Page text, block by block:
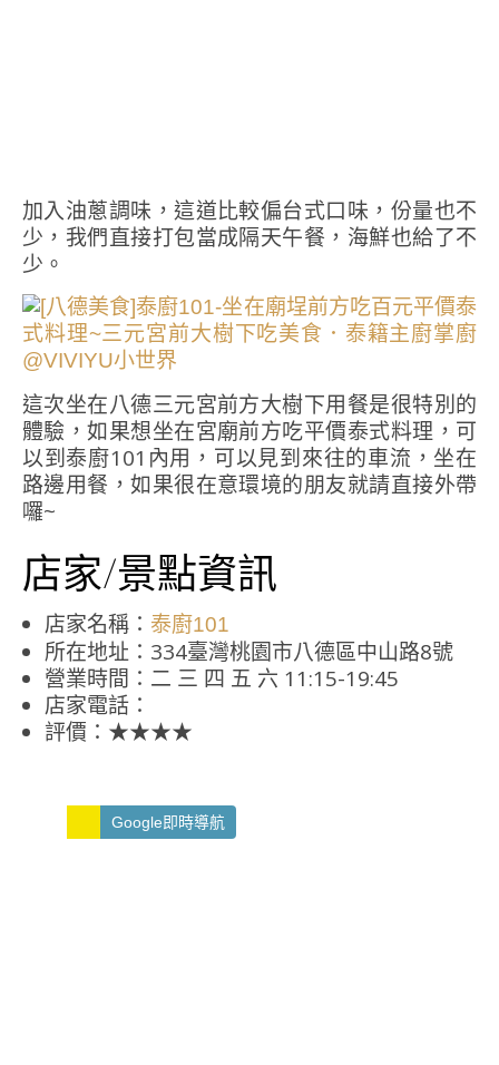
加入油蔥調味，這道比較偏台式口味，份量也不
少，我們直接打包當成隔天午餐，海鮮也給了不
少。
這次坐在八德三元宮前方大樹下用餐是很特別的
體驗，如果想坐在宮廟前方吃平價泰式料理，可
以到泰廚101內用，可以見到來往的車流，坐在
路邊用餐，如果很在意環境的朋友就請直接外帶
囉~
店家/景點資訊
店家名稱： 泰廚101
所在地址：334臺灣桃園市八德區中山路8號
營業時間：二 三 四 五 六 11:15-19:45
店家電話：
評價：★★★★
Google即時導航